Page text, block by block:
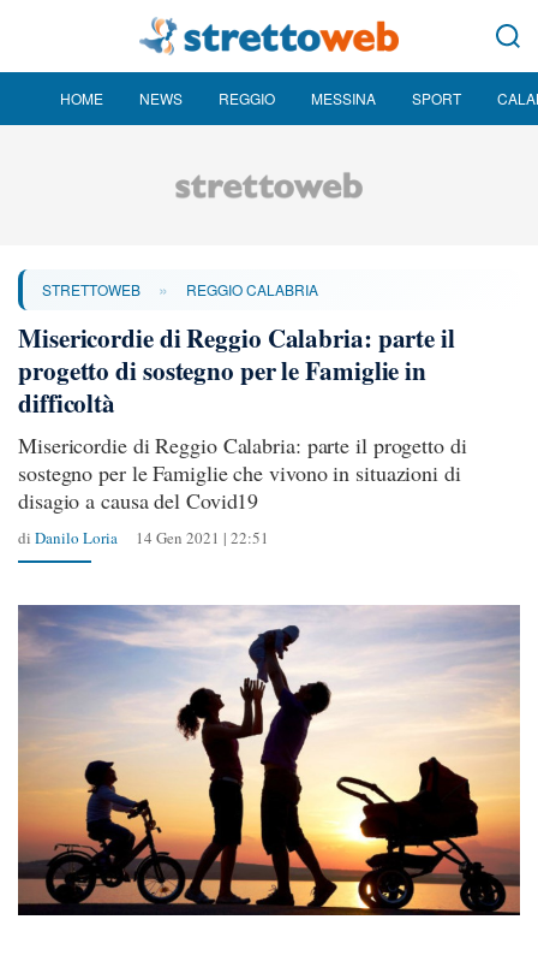
HOME NEWS REGGIO MESSINA SPORT
STRETTOWEB » REGGIO CALABRIA
Misericordie di Reggio Calabria: parte il
progetto di sostegno per le Famiglie in
difficoltà
Misericordie di Reggio Calabria: parte il progetto di
sostegno per le Famiglie che vivono in situazioni di
disagio a causa del Covid19
di Danilo Loria 14 Gen 2021 | 22:51